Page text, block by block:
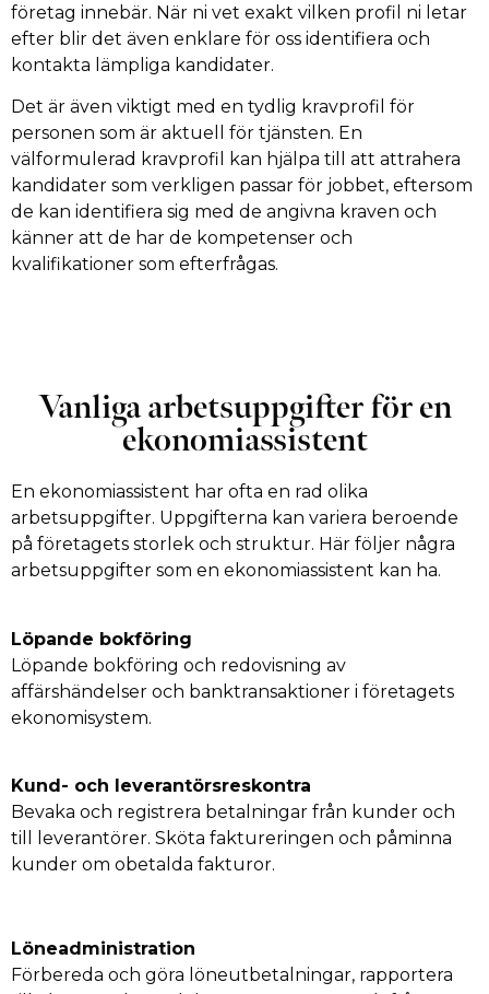
företag innebär. När ni vet exakt vilken profil ni letar
efter blir det även enklare för oss identifiera och
kontakta lämpliga kandidater.
Det är även viktigt med en tydlig kravprofil för
personen som är aktuell för tjänsten. En
välformulerad kravprofil kan hjälpa till att attrahera
kandidater som verkligen passar för jobbet, eftersom
de kan identifiera sig med de angivna kraven och
känner att de har de kompetenser och
kvalifikationer som efterfrågas.
Vanliga arbetsuppgifter för en
ekonomiassistent
En ekonomiassistent har ofta en rad olika
arbetsuppgifter. Uppgifterna kan variera beroende
på företagets storlek och struktur. Här följer några
arbetsuppgifter som en ekonomiassistent kan ha.
Löpande bokföring
Löpande bokföring och redovisning av
affärshändelser och banktransaktioner i företagets
ekonomisystem.
Kund- och leverantörsreskontra
Bevaka och registrera betalningar från kunder och
till leverantörer. Sköta faktureringen och påminna
kunder om obetalda fakturor.
Löneadministration
Förbereda och göra löneutbetalningar, rapportera